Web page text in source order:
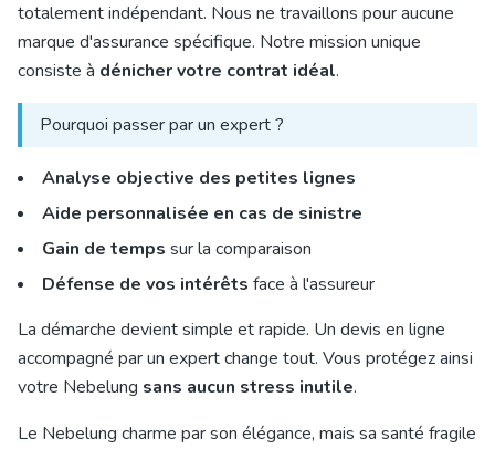
totalement indépendant. Nous ne travaillons pour aucune
marque d'assurance spécifique. Notre mission unique
consiste à dénicher votre contrat idéal.
Pourquoi passer par un expert ?
Analyse objective des petites lignes
Aide personnalisée en cas de sinistre
Gain de temps sur la comparaison
Défense de vos intérêts face à l'assureur
La démarche devient simple et rapide. Un devis en ligne
accompagné par un expert change tout. Vous protégez ainsi
votre Nebelung sans aucun stress inutile.
Le Nebelung charme par son élégance, mais sa santé fragile